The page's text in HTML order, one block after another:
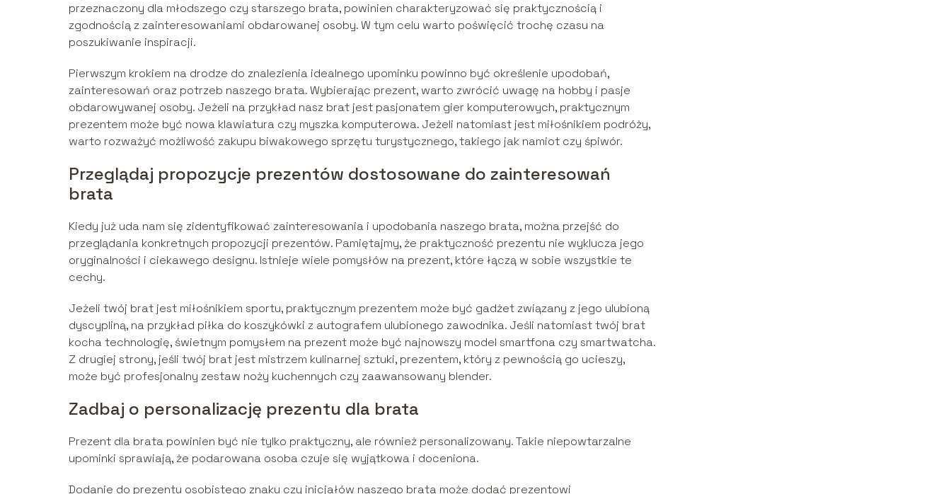
przeznaczony dla młodszego czy starszego brata, powinien charakteryzować się praktycznością i
zgodnością z zainteresowaniami obdarowanej osoby. W tym celu warto poświęcić trochę czasu na
poszukiwanie inspiracji.
Pierwszym krokiem na drodze do znalezienia idealnego upominku powinno być określenie upodobań,
zainteresowań oraz potrzeb naszego brata. Wybierając prezent, warto zwrócić uwagę na hobby i pasje
obdarowywanej osoby. Jeżeli na przykład nasz brat jest pasjonatem gier komputerowych, praktycznym
prezentem może być nowa klawiatura czy myszka komputerowa. Jeżeli natomiast jest miłośnikiem podróży,
warto rozważyć możliwość zakupu biwakowego sprzętu turystycznego, takiego jak namiot czy śpiwór.
Przeglądaj propozycje prezentów dostosowane do zainteresowań
brata
Kiedy już uda nam się zidentyfikować zainteresowania i upodobania naszego brata, można przejść do
przeglądania konkretnych propozycji prezentów. Pamiętajmy, że praktyczność prezentu nie wyklucza jego
oryginalności i ciekawego designu. Istnieje wiele pomysłów na prezent, które łączą w sobie wszystkie te
cechy.
Jeżeli twój brat jest miłośnikiem sportu, praktycznym prezentem może być gadżet związany z jego ulubioną
dyscypliną, na przykład piłka do koszykówki z autografem ulubionego zawodnika. Jeśli natomiast twój brat
kocha technologię, świetnym pomysłem na prezent może być najnowszy model smartfona czy smartwatcha.
Z drugiej strony, jeśli twój brat jest mistrzem kulinarnej sztuki, prezentem, który z pewnością go ucieszy,
może być profesjonalny zestaw noży kuchennych czy zaawansowany blender.
Zadbaj o personalizację prezentu dla brata
Prezent dla brata powinien być nie tylko praktyczny, ale również personalizowany. Takie niepowtarzalne
upominki sprawiają, że podarowana osoba czuje się wyjątkowa i doceniona.
Dodanie do prezentu osobistego znaku czy inicjałów naszego brata może dodać prezentowi